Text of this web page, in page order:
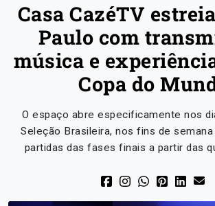
Casa CazéTV
Paulo com
música e
Copa do
O espaço abre especificamente nos
Seleção Brasileira, nos fins de
partidas das fases finais a partir das